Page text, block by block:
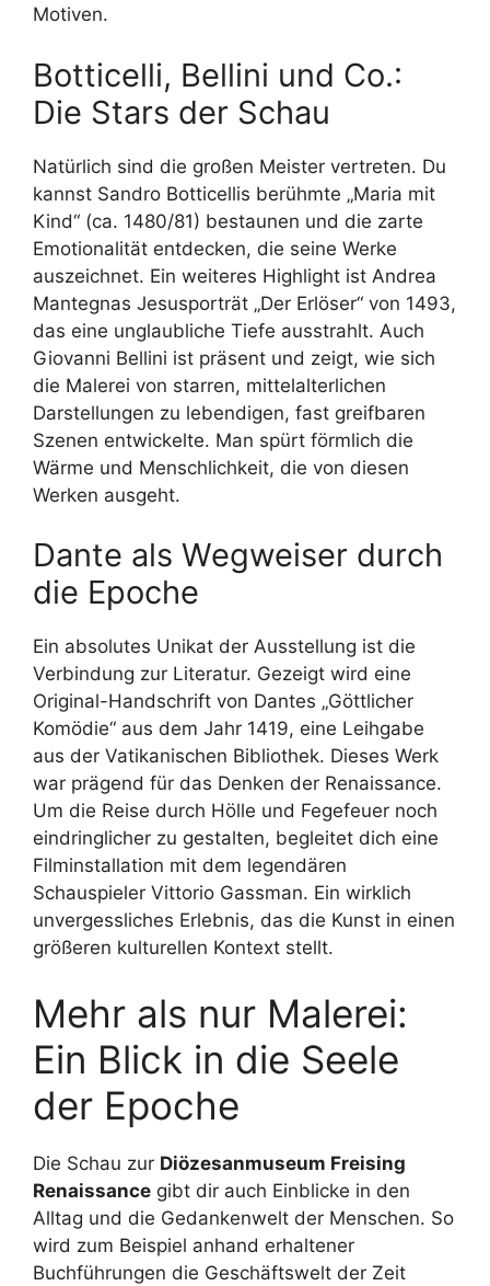
Motiven.
Botticelli, Bellini und Co.:
Die Stars der Schau
Natürlich sind die großen Meister vertreten. Du
kannst Sandro Botticellis berühmte „Maria mit
Kind“ (ca. 1480/81) bestaunen und die zarte
Emotionalität entdecken, die seine Werke
auszeichnet. Ein weiteres Highlight ist Andrea
Mantegnas Jesusporträt „Der Erlöser“ von 1493,
das eine unglaubliche Tiefe ausstrahlt. Auch
Giovanni Bellini ist präsent und zeigt, wie sich
die Malerei von starren, mittelalterlichen
Darstellungen zu lebendigen, fast greifbaren
Szenen entwickelte. Man spürt förmlich die
Wärme und Menschlichkeit, die von diesen
Werken ausgeht.
Dante als Wegweiser durch
die Epoche
Ein absolutes Unikat der Ausstellung ist die
Verbindung zur Literatur. Gezeigt wird eine
Original-Handschrift von Dantes „Göttlicher
Komödie“ aus dem Jahr 1419, eine Leihgabe
aus der Vatikanischen Bibliothek. Dieses Werk
war prägend für das Denken der Renaissance.
Um die Reise durch Hölle und Fegefeuer noch
eindringlicher zu gestalten, begleitet dich eine
Filminstallation mit dem legendären
Schauspieler Vittorio Gassman. Ein wirklich
unvergessliches Erlebnis, das die Kunst in einen
größeren kulturellen Kontext stellt.
Mehr als nur Malerei:
Ein Blick in die Seele
der Epoche
Die Schau zur Diözesanmuseum Freising
Renaissance gibt dir auch Einblicke in den
Alltag und die Gedankenwelt der Menschen. So
wird zum Beispiel anhand erhaltener
Buchführungen die Geschäftswelt der Zeit